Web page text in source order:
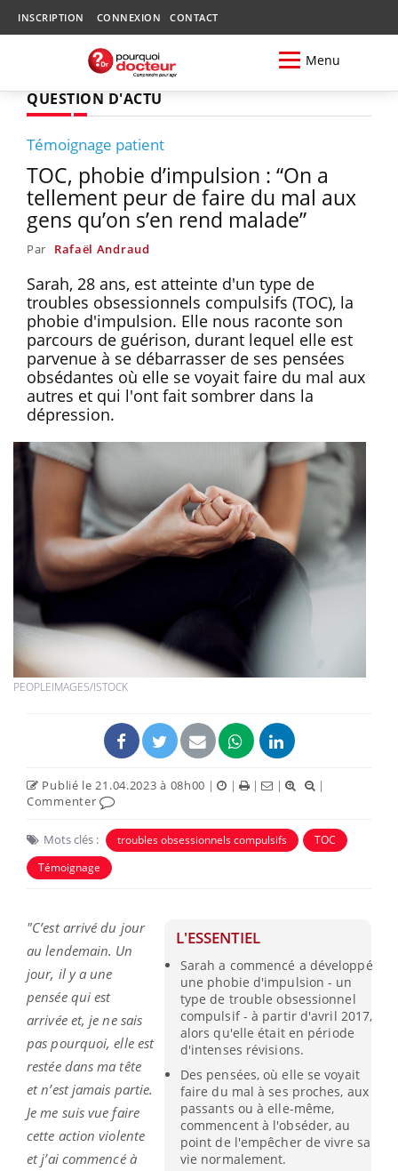
INSCRIPTION CONNEXION CONTACT
Menu
QUESTION D'ACTU
Témoignage patient
TOC, phobie d’impulsion : “On a
tellement peur de faire du mal aux
gens qu’on s’en rend malade”
Par Rafaël Andraud
Sarah, 28 ans, est atteinte d'un type de
troubles obsessionnels compulsifs (TOC), la
phobie d'impulsion. Elle nous raconte son
parcours de guérison, durant lequel elle est
parvenue à se débarrasser de ses pensées
obsédantes où elle se voyait faire du mal aux
autres et qui l'ont fait sombrer dans la
dépression.
PEOPLEIMAGES/ISTOCK
Publié le 21.04.2023 à 08h00 | | | |
|
Commenter
Mots clés : troubles obsessionnels compulsifs
TOC
Témoignage
L'ESSENTIEL
Sarah a commencé a développé
une phobie d'impulsion - un
type de trouble obsessionnel
compulsif - à partir d'avril 2017,
alors qu'elle était en période
d'intenses révisions.
Des pensées, où elle se voyait
faire du mal à ses proches, aux
passants ou à elle-même,
commencent à l'obséder, au
point de l'empêcher de vivre sa
vie normalement.
"C’est arrivé du jour
au lendemain. Un
jour, il y a une
pensée qui est
arrivée et, je ne sais
pas pourquoi, elle est
restée dans ma tête
et n’est jamais partie.
Je me suis vue faire
cette action violente
et j’ai commencé à